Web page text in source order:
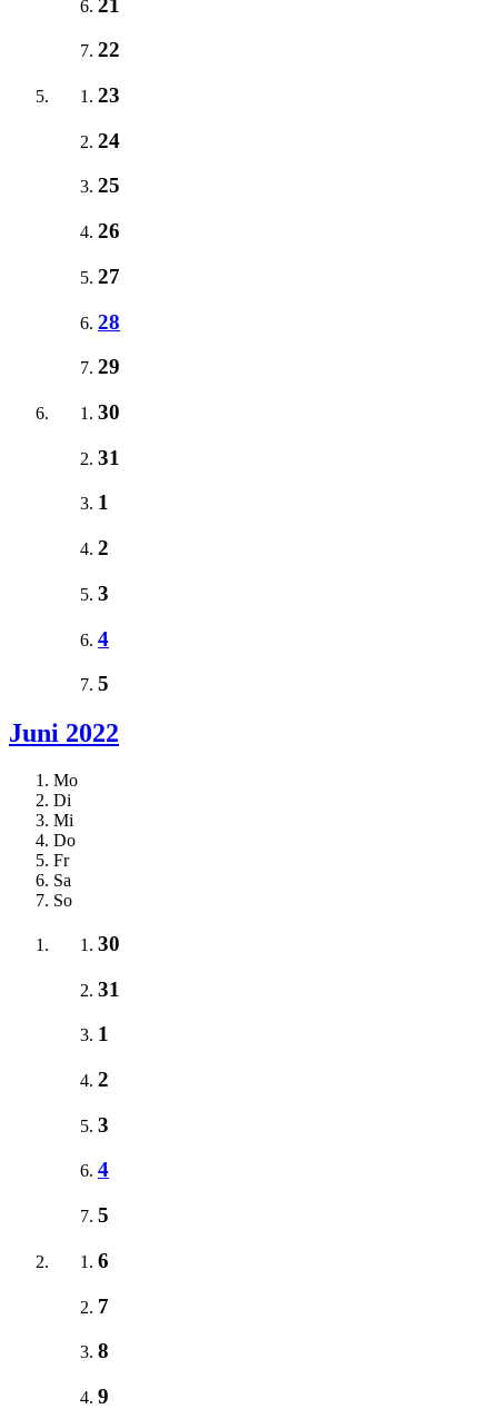
22
23
24
25
26
27
28
29
30
31
1
2
3
4
5
Juni 2022
Mo
Di
Mi
Do
Fr
Sa
So
30
31
1
2
3
4
5
6
7
8
9